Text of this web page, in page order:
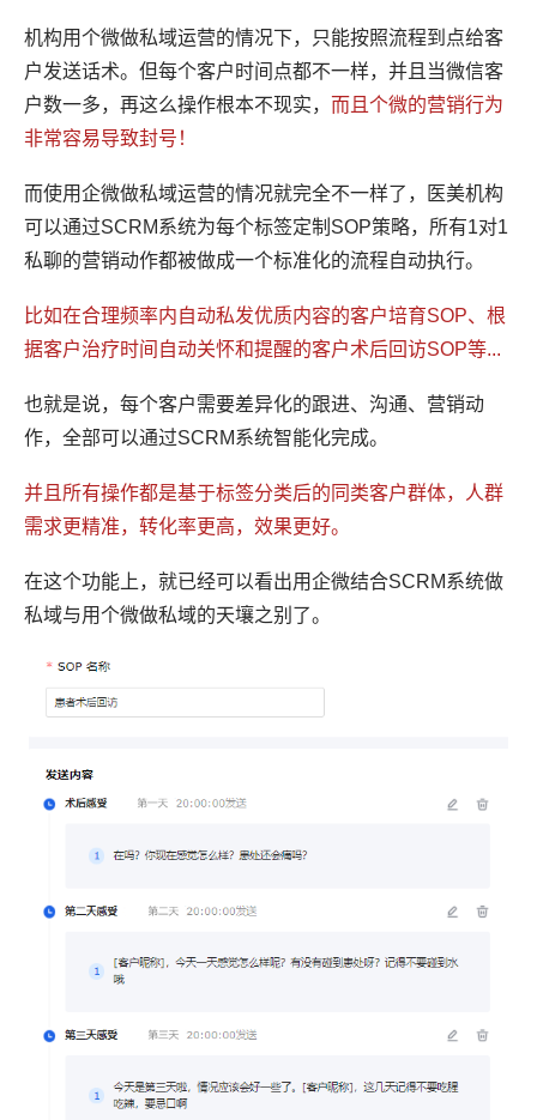
机构用个微做私域运营的情况下，只能按照流程到点给客
户发送话术。但每个客户时间点都不一样，并且当微信客
户数一多，再这么操作根本不现实， 而且个微的营销行为
非常容易导致封号！
而使用企微做私域运营的情况就完全不一样了，医美机构
可以通过SCRM系统为每个标签定制SOP策略，所有1对1
私聊的营销动作都被做成一个标准化的流程自动执行。
比如在合理频率内自动私发优质内容的客户培育SOP、根
据客户治疗时间自动关怀和提醒的客户术后回访SOP等...
也就是说，每个客户需要差异化的跟进、沟通、营销动
作，全部可以通过SCRM系统智能化完成。
并且所有操作都是基于标签分类后的同类客户群体，人群
需求更精准，转化率更高，效果更好。
在这个功能上，就已经可以看出用企微结合SCRM系统做
私域与用个微做私域的天壤之别了。